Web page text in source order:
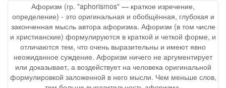
Афоризм (гр. "aphorismos" — краткое изречение,
определение) - это оригинальная и обобщённая, глубокая и
законченная мысль автора афоризма. Афоризм (в том числе
и христианские) формулируются в краткой и четкой форме, и
отличаются тем, что очень выразительны и имеют явно
неожиданное суждение. Афоризм ничего не аргументирует
или доказывает, а воздействует на человека оригинальной
формулировкой заложенной в него мысли. Чем меньше слов,